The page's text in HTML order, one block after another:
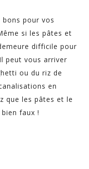
bons pour vos
si les pâtes et
difficile pour
peut vous arriver
ou du riz de
en
que les pâtes et le
bien faux !